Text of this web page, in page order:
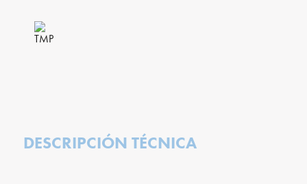
DESCRIPCIÓN TÉCNICA